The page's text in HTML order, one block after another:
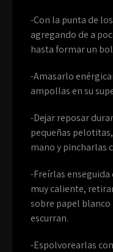
-Con la punta de
agregando de a
hasta formar un
-Amasarlo
ampollas en su
-Dejar reposar
pequeñas
mano y pincharlas
-Freírlas enseguida
muy caliente,
sobre papel
escurran.
-Espolvorearlas